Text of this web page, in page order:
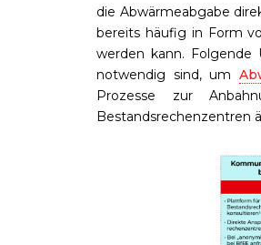
die Abwärmeabgabe
bereits häufig in Form
werden kann. Folgende
notwendig sind, um
Prozesse zur
Bestandsrechenzentren